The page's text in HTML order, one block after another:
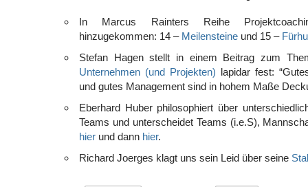
In Marcus Rainters Reihe
hinzugekommen: 14 – Meilensteine und 15 –
Stefan Hagen stellt in einem Beitrag zum
Unternehmen (und Projekten) lapidar fest:
und gutes Management sind in hohem Maße
Eberhard Huber philosophiert über
Teams und unterscheidet Teams (i.e.S),
hier und dann hier.
Richard Joerges klagt uns sein Leid über seine